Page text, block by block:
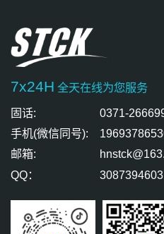
7x24H 全天在线为您服务
固话:
0371-
手机(微信同号):
邮箱:
QQ：
3087394603